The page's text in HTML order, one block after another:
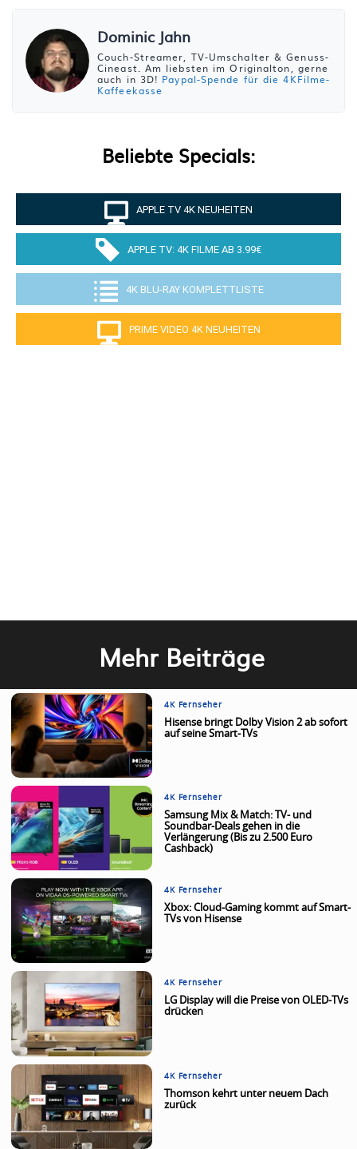
Dominic Jahn
Couch-Streamer, TV-Umschalter & Genuss-
Cineast. Am liebsten im Originalton, gerne
auch in 3D! Paypal-Spende für die 4KFilme-
Kaffeekasse
Beliebte Specials:
APPLE TV 4K NEUHEITEN
APPLE TV: 4K FILME AB 3.99€
4K BLU-RAY KOMPLETTLISTE
PRIME VIDEO 4K NEUHEITEN
Mehr Beiträge
4K Fernseher
Hisense bringt Dolby Vision 2 ab sofort
auf seine Smart-TVs
4K Fernseher
Samsung Mix & Match: TV- und
Soundbar-Deals gehen in die
Verlängerung (Bis zu 2.500 Euro
Cashback)
4K Fernseher
Xbox: Cloud-Gaming kommt auf Smart-
TVs von Hisense
4K Fernseher
LG Display will die Preise von OLED-TVs
drücken
4K Fernseher
Thomson kehrt unter neuem Dach
zurück